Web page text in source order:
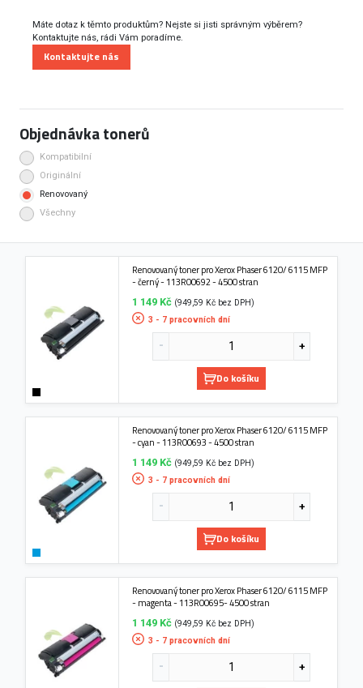
Máte dotaz k těmto produktům? Nejste si jisti správným výběrem?
Kontaktujte nás, rádi Vám poradíme.
Kontaktujte nás
Objednávka tonerů
Kompatibilní
Originální
Renovovaný
Všechny
Renovovaný toner pro Xerox Phaser 6120/ 6115 MFP
- černý - 113R00692 - 4500 stran
1 149 Kč (949,59 Kč bez DPH)
3 - 7 pracovních dní
Do košíku
Renovovaný toner pro Xerox Phaser 6120/ 6115 MFP
- cyan - 113R00693 - 4500 stran
1 149 Kč (949,59 Kč bez DPH)
3 - 7 pracovních dní
Do košíku
Renovovaný toner pro Xerox Phaser 6120/ 6115 MFP
- magenta - 113R00695- 4500 stran
1 149 Kč (949,59 Kč bez DPH)
3 - 7 pracovních dní